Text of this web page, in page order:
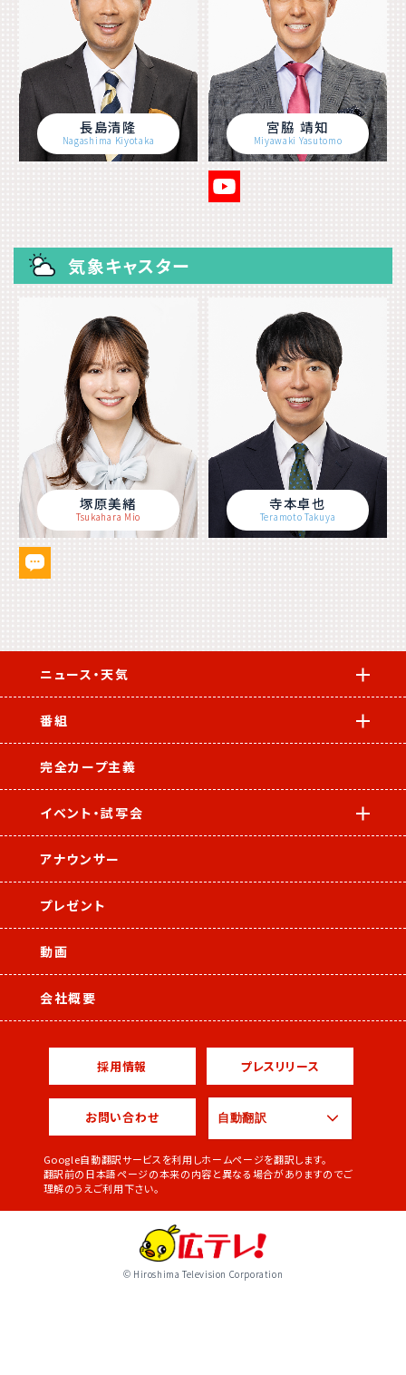
長島清隆
Nagashima Kiyotaka
宮脇 靖知
Miyawaki Yasutomo
気象キャスター
塚原美緒
Tsukahara Mio
寺本卓也
Teramoto Takuya
ニュース・天気
番組
完全カープ主義
イベント・試写会
アナウンサー
プレゼント
動画
会社概要
採用情報 プレスリリース
お問い合わせ
Google自動翻訳サービスを利用しホームページを翻訳します。
翻訳前の日本語ページの本来の内容と異なる場合がありますのでご
理解のうえご利用下さい。
© Hiroshima Television Corporation